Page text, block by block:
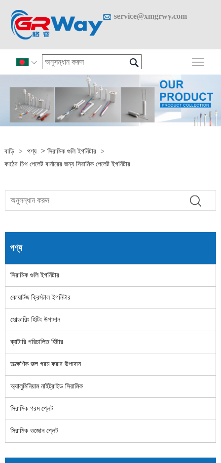
 service@xmgrwy.com
 
বাড়ি > পণ্য > সিরামিক গুলি ইগনিটার
>
কাঠের চিপ পেলেট বার্নারের জন্য সিরামিক পেলেট ইগনিটার
পণ্য
সিরামিক গুলি ইগনিটার
কোয়ার্টজ ক্রিস্টাল ইগনিটার
সোল্ডারিং হিটিং উপাদান
ব্যাটারি পরিচালিত হিটার
তাত্ক্ষণিক জল গরম করার উপাদান
অ্যালুমিনিয়াম নাইট্রাইড সিরামিক
সিরামিক গরম প্লেট
সিরামিক ওজোন প্লেট